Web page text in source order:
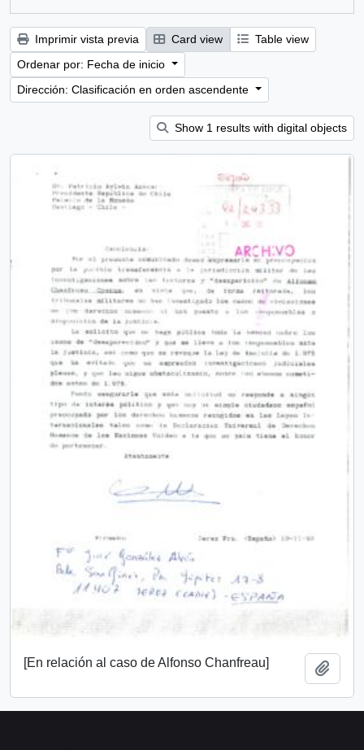
Imprimir vista previa Card view
Table view
Ordenar por: Fecha de inicio
Dirección: Clasificación en orden ascendente
Show 1 results with digital objects
[En relación al caso de Alfonso Chanfreau]